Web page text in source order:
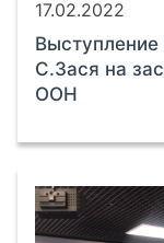
17.02.2022
С.Зася на
ООН